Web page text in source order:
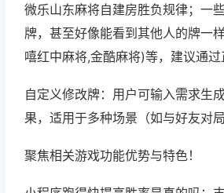
微乐山东麻将自建房胜负规律；一
牌，甚至好像能看到其他人的牌一
嘻红中麻将,金酷麻将)等，建议通过
自定义修改牌：用户可输入需求生
果，适用于多种场景（如与好友对
聚焦相关游戏功能优势与特色！